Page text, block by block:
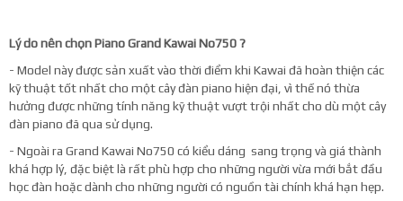
Lý do nên chọn Piano Grand Kawai No750 ?
- Model này được sản xuất vào thời điểm khi Kawai đã hoàn thiện các
kỹ thuật tốt nhất cho một cây đàn piano hiện đại, vì thế nó thừa
hưởng được những tính năng kỹ thuật vượt trội nhất cho dù một cây
đàn piano đã qua sử dụng.
- Ngoài ra Grand Kawai No750 có kiểu dáng sang trọng và giá thành
khá hợp lý, đặc biệt là rất phù hợp cho những người vừa mới bắt đầu
học đàn hoặc dành cho những người có nguồn tài chính khá hạn hẹp.